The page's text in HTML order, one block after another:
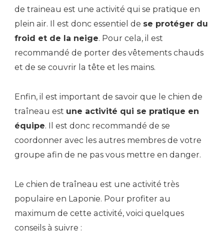
de traineau est une activité qui se pratique en
plein air. Il est donc essentiel de se protéger du
froid et de la neige. Pour cela, il est
recommandé de porter des vêtements chauds
et de se couvrir la tête et les mains.
Enfin, il est important de savoir que le chien de
traîneau est une activité qui se pratique en
équipe. Il est donc recommandé de se
coordonner avec les autres membres de votre
groupe afin de ne pas vous mettre en danger.
Le chien de traîneau est une activité très
populaire en Laponie. Pour profiter au
maximum de cette activité, voici quelques
conseils à suivre :